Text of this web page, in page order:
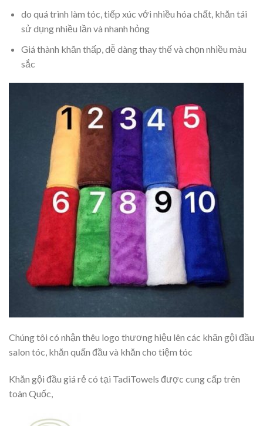
do quá trình làm tóc, tiếp xúc với nhiều hóa chất, khăn tái
sử dụng nhiều lần và nhanh hỏng
Giá thành khăn thấp, dễ dàng thay thế và chọn nhiều màu
sắc
Chúng tôi có nhận thêu logo thương hiệu lên các khăn gội đầu
salon tóc, khăn quấn đầu và khăn cho tiệm tóc
Khăn gội đầu giá rẻ có tại TadiTowels được cung cấp trên
toàn Quốc,